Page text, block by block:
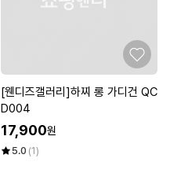
[웬디즈갤러리]하찌 롱 가디건 QC
D004
17,900원
5.0 (1)